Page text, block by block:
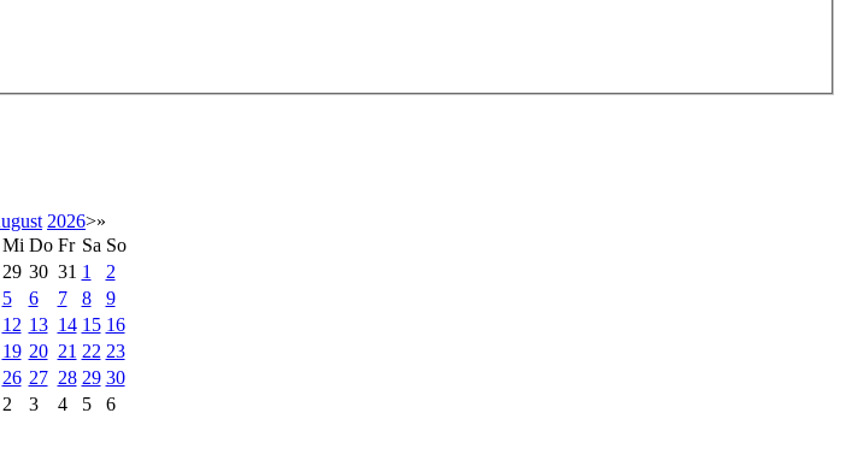
2026>»
Mi Do Fr Sa So
29 30 31 1
2
5 6 7 8
9
12 13 14 15 16
19 20 21 22 23
26 27 28 29 30
2 3 4 5 6